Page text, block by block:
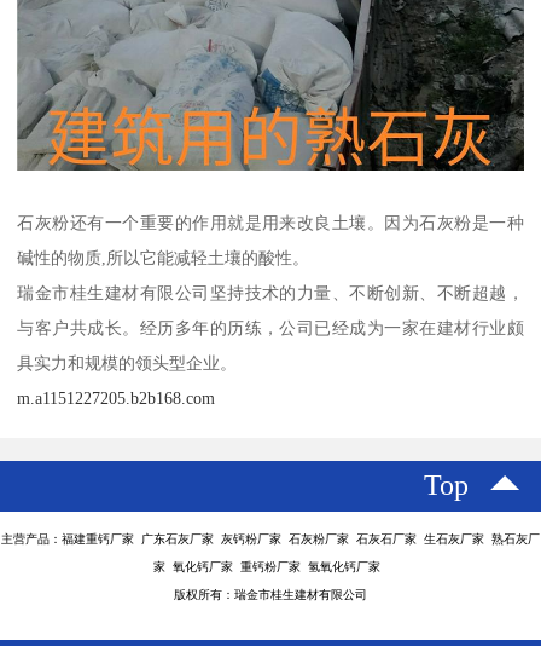
石灰粉还有一个重要的作用就是用来改良土壤。因为石灰粉是一种
碱性的物质,所以它能减轻土壤的酸性。
瑞金市桂生建材有限公司坚持技术的力量、不断创新、不断超越，
与客户共成长。经历多年的历练，公司已经成为一家在建材行业颇
具实力和规模的领头型企业。
m.a1151227205.b2b168.com
Top
主营产品：福建重钙厂家 广东石灰厂家 灰钙粉厂家 石灰粉厂家 石灰石厂家 生石灰厂家 熟石灰厂
家 氧化钙厂家 重钙粉厂家 氢氧化钙厂家
版权所有：瑞金市桂生建材有限公司